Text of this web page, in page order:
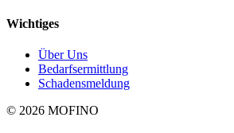
Wichtiges
Über Uns
Bedarfsermittlung
Schadensmeldung
© 2026 MOFINO